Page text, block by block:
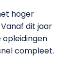
hoger
dit jaar
opleidingen
compleet.